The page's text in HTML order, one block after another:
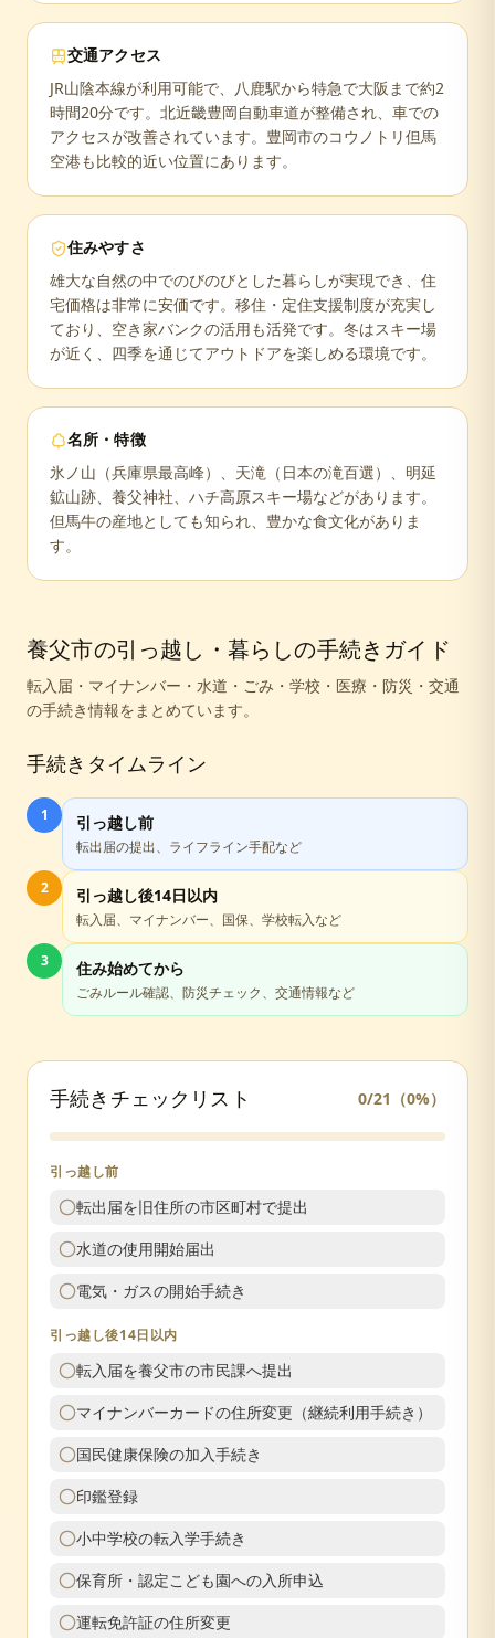
交通アクセス
JR山陰本線が利用可能で、八鹿駅から特急で大阪まで約2
時間20分です。北近畿豊岡自動車道が整備され、車での
アクセスが改善されています。豊岡市のコウノトリ但馬
空港も比較的近い位置にあります。
住みやすさ
雄大な自然の中でのびのびとした暮らしが実現でき、住
宅価格は非常に安価です。移住・定住支援制度が充実し
ており、空き家バンクの活用も活発です。冬はスキー場
が近く、四季を通じてアウトドアを楽しめる環境です。
名所・特徴
氷ノ山（兵庫県最高峰）、天滝（日本の滝百選）、明延
鉱山跡、養父神社、ハチ高原スキー場などがあります。
但馬牛の産地としても知られ、豊かな食文化がありま
す。
養父市の引っ越し・暮らしの手続きガイド
転入届・マイナンバー・水道・ごみ・学校・医療・防災・交通
の手続き情報をまとめています。
手続きタイムライン
1 引っ越し前
転出届の提出、ライフライン手配など
2 引っ越し後14日以内
転入届、マイナンバー、国保、学校転入など
3 住み始めてから
ごみルール確認、防災チェック、交通情報など
手続きチェックリスト 0/21 （0%）
引っ越し前
転出届を旧住所の市区町村で提出
水道の使用開始届出
電気・ガスの開始手続き
引っ越し後14日以内
転入届を養父市の市民課へ提出
マイナンバーカードの住所変更（継続利用手続き）
国民健康保険の加入手続き
印鑑登録
小中学校の転入学手続き
保育所・認定こども園への入所申込
運転免許証の住所変更